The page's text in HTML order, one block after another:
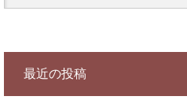
最近の投稿